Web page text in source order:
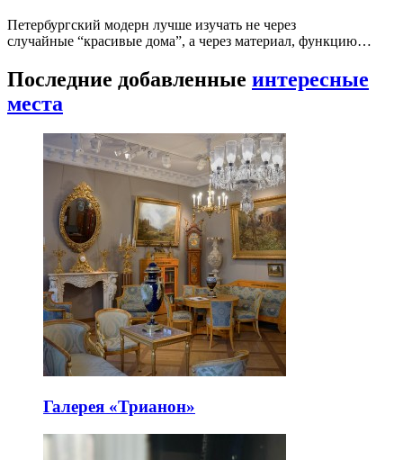
Петербургский модерн лучше изучать не через
случайные “красивые дома”, а через материал, функцию…
Последние добавленные интересные
места
Галерея «Трианон»